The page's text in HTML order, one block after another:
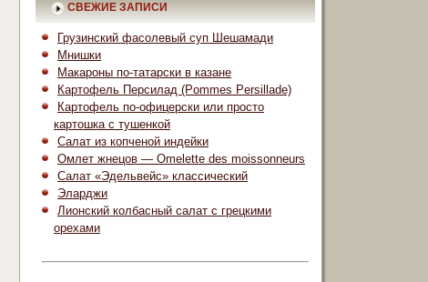
СВЕЖИЕ ЗАПИСИ
Грузинский фасолевый суп Шешамади
Мнишки
Макароны по-татарски в казане
Картофель Персилад (Pommes Persillade)
Картофель по-офицерски или просто
картошка с тушенкой
Салат из копченой индейки
Омлет жнецов — Omelette des moissonneurs
Салат «Эдельвейс» классический
Эларджи
Лионский колбасный салат с грецкими
орехами